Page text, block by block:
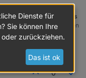
in der Überschrift des
das Voting rechts unten
PicPick
0
Dienste für
Sie können Ihre
zurückziehen.
Das ist ok